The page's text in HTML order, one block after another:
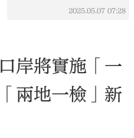
2025.05.07 07:28
岸將實施「一
兩地一檢」新